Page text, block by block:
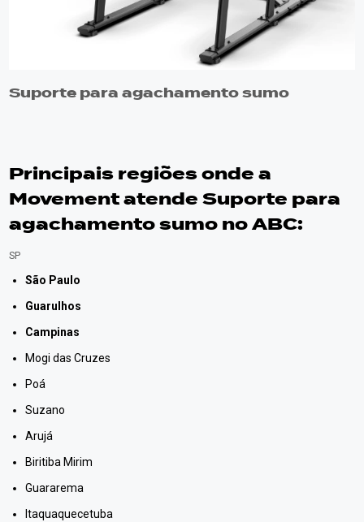
Suporte para agachamento sumo
Principais regiões onde a
Movement atende Suporte para
agachamento sumo no ABC:
SP
São Paulo
Guarulhos
Campinas
Mogi das Cruzes
Poá
Suzano
Arujá
Biritiba Mirim
Guararema
Itaquaquecetuba